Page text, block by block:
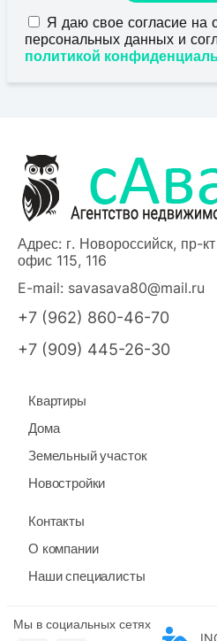
Я даю свое согласие на
персональных данных и
политикой
Адрес: г. Новороссийск, пр-
офис 115, 116
E-mail: savasava80@mail.ru
+7 (962) 860-46-70
+7 (909) 445-26-30
Квартиры
Дома
Земельный участок
Новостройки
Контакты
О компании
Наши специалисты
Мы в социальных сетях